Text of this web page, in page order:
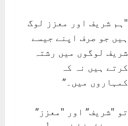
"ہم شریف اور معزز لوگ
ہیں جو صرف اپنے جیسے
شریف لوگوں میں رشتہ
کرتے ہیں نہ کہ
کمہاروں میں۔”
تو "شریف” اور "معزز”